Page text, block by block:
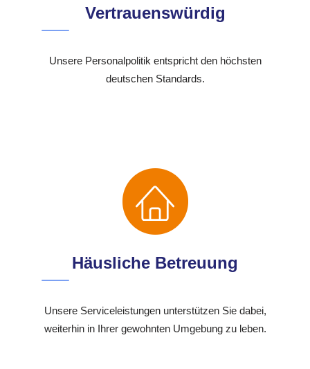
Vertrauenswürdig
Unsere Personalpolitik entspricht den höchsten
deutschen Standards.
Häusliche Betreuung
Unsere Serviceleistungen unterstützen Sie dabei,
weiterhin in Ihrer gewohnten Umgebung zu leben.